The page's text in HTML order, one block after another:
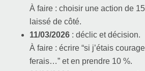
À faire : choisir une action de
laissé de côté.
11/03/2026 : déclic et décision.
À faire : écrire “si j’étais
ferais…” et en prendre 10 %.